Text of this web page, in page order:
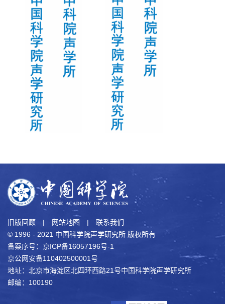
旧版回顾 | 网站地图 |
联系我们
© 1996 - 2021 中国科学院声学研究所 版权所有
备案序号：京ICP备16057196号-1
京公网安备110402500001号
地址：北京市海淀区北四环西路21号中国科学院声学研究所
邮编：100190